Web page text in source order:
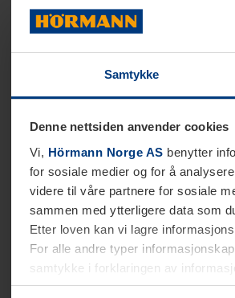
Samtykke
Denne nettsiden anvender cookies
Vi, Hörmann Norge AS benytter
for sosiale medier og for å
videre til våre partnere for sosiale
sammen med ytterligere data som
Etter loven kan vi lagre
For alle andre typer
samtykke i forklaringen av